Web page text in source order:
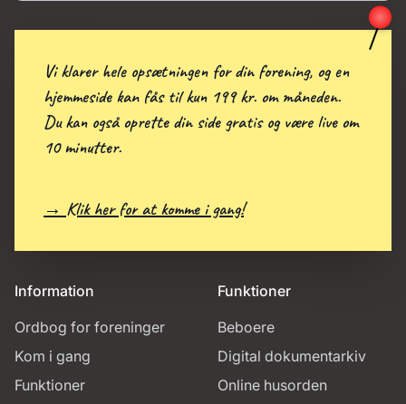
Information
Ordbog for foreninger
Kom i gang
Funktioner
Funktioner
Beboere
Digital dokumentarkiv
Online husorden
Vi klarer hele opsætningen for din forening, og en
hjemmeside kan fås til kun 199 kr. om måneden.
Du kan også oprette din side gratis og være live om
10 minutter.
→ Klik her for at komme i gang!